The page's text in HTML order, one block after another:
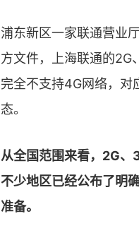
浦东新区一家联通营业
方文件，上海联通的2G
完全不支持4G网络，对
态。
从全国范围来看，2G、
不少地区已经公布了明
准备。